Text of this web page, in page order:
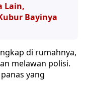
Lain,
Bayinya
di rumahnya,
melawan polisi.
yang